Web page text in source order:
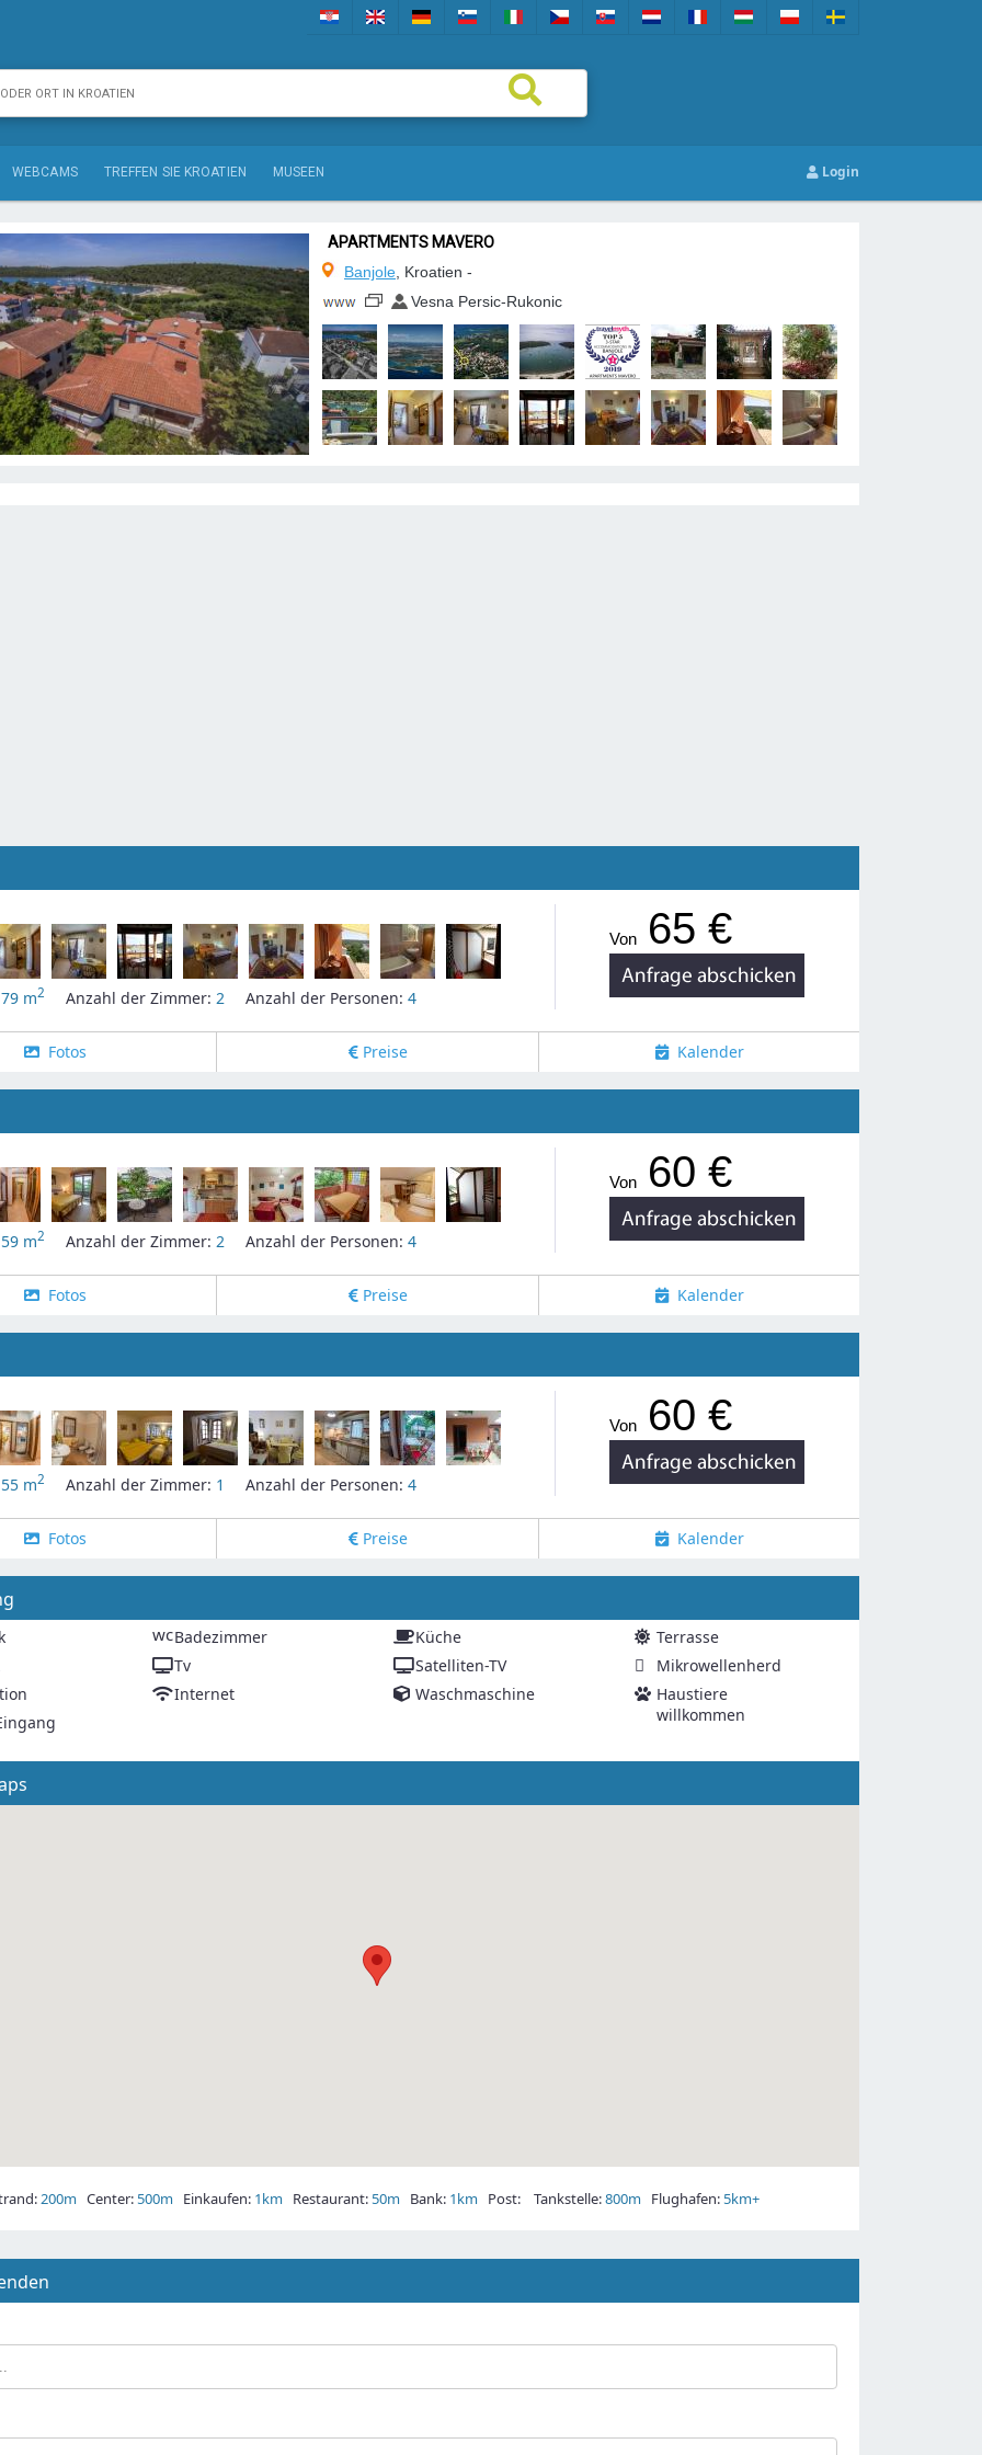
WEBCAMS TREFFEN SIE KROATIEN MUSEEN Login
APARTMENTS MAVERO
Banjole , Kroatien -
Vesna Persic-Rukonic
79 m2 Anzahl der Zimmer: 2 Anzahl der Personen: 4
Von 65 €
Fotos Preise Kalender
59 m2 Anzahl der Zimmer: 2 Anzahl der Personen: 4
Von 60 €
Fotos Preise Kalender
55 m2 Anzahl der Zimmer: 1 Anzahl der Personen: 4
Von 60 €
Fotos Preise Kalender
wcBadezimmer Küche
Terrasse
Tv Satelliten-TV
Mikrowellenherd
Internet Waschmaschine
Haustiere
willkommen
200m Center: 500m Einkaufen: 1km Restaurant: 50m Bank: 1km Post: Tankstelle:800m Flughafen: 5km+